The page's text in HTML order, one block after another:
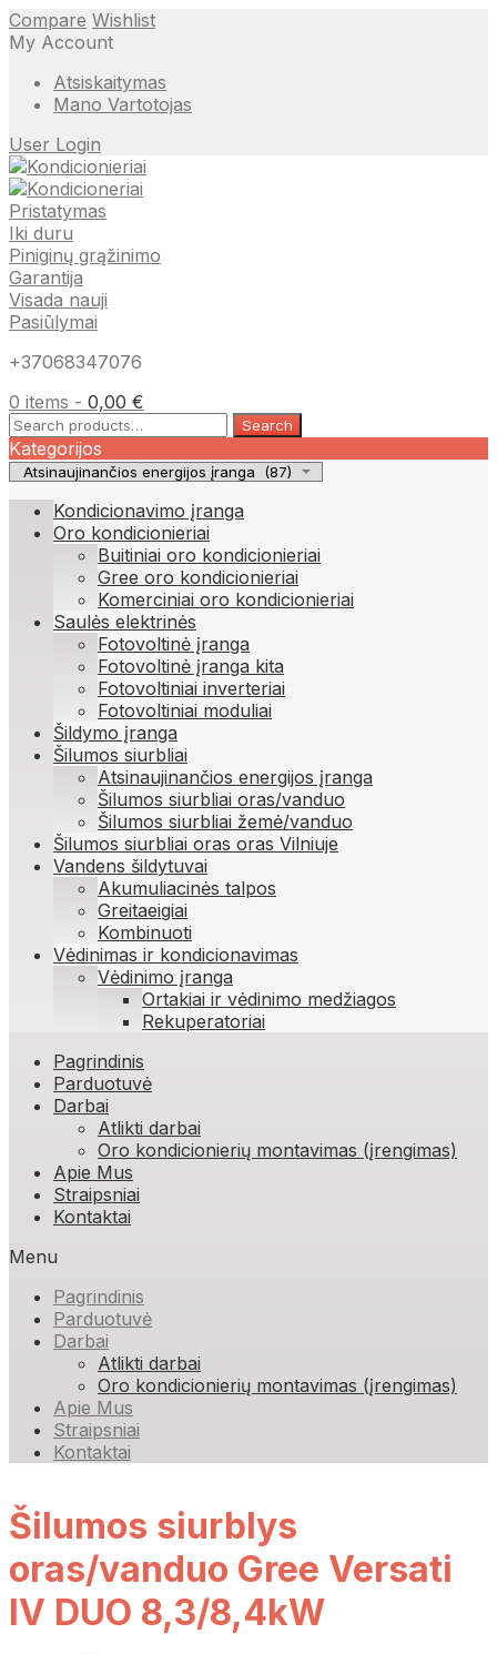
Compare Wishlist
My Account
Atsiskaitymas
Mano Vartotojas
User Login
Pristatymas
Iki duru
Piniginų grąžinimo
Garantija
Visada nauji
Pasiūlymai
+37068347076
0 items - 0,00 €
Search
for:
Search
Kategorijos
Kondicionavimo įranga
Oro kondicionieriai
Buitiniai oro kondicionieriai
Gree oro kondicionieriai
Komerciniai oro kondicionieriai
Saulės elektrinės
Fotovoltinė įranga
Fotovoltinė įranga kita
Fotovoltiniai inverteriai
Fotovoltiniai moduliai
Šildymo įranga
Šilumos siurbliai
Atsinaujinančios energijos įranga
Šilumos siurbliai oras/vanduo
Šilumos siurbliai žemė/vanduo
Šilumos siurbliai oras oras Vilniuje
Vandens šildytuvai
Akumuliacinės talpos
Greitaeigiai
Kombinuoti
Vėdinimas ir kondicionavimas
Vėdinimo įranga
Ortakiai ir vėdinimo medžiagos
Rekuperatoriai
Skip
content
Pagrindinis
Parduotuvė
Darbai
Atlikti darbai
Oro kondicionierių montavimas (įrengimas)
Apie Mus
Straipsniai
Kontaktai
Menu
Pagrindinis
Parduotuvė
Darbai
Atlikti darbai
Oro kondicionierių montavimas (įrengimas)
Apie Mus
Straipsniai
Kontaktai
Šilumos siurblys
oras/vanduo Gree Versati
IV DUO 8,3/8,4kW